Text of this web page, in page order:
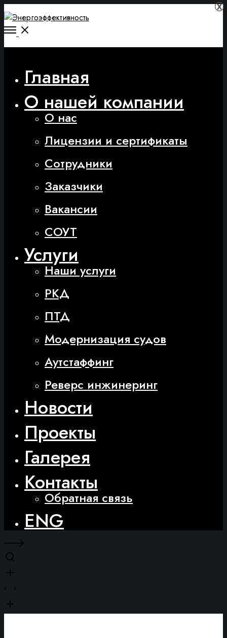
Главная
О нашей компании
О нас
Лицензии и сертификаты
Сотрудники
Заказчики
Вакансии
СОУТ
Услуги
Наши услуги
РКД
ПТД
Модернизация судов
Аутстаффинг
Реверс инжинеринг
Новости
Проекты
Галерея
Контакты
Обратная связь
ENG
Х
Х